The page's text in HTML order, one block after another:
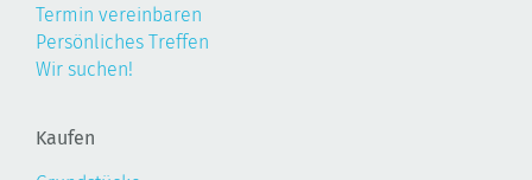
Termin vereinbaren
Persönliches Treffen
Wir suchen!
Kaufen